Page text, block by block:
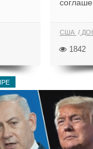
США
1842